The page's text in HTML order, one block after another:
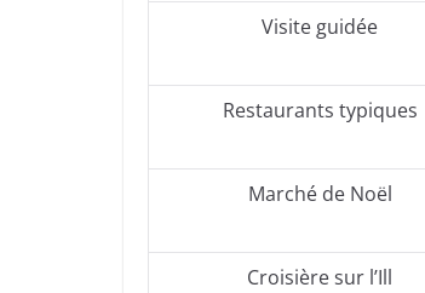
Visite guidée
Restaurants typiques
Marché de Noël
Croisière sur l’Ill